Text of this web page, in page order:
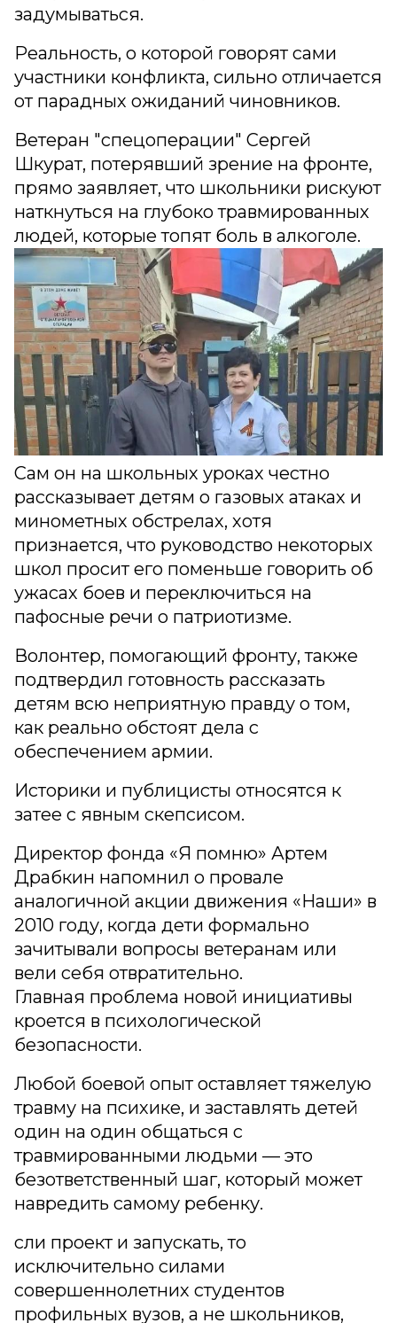
задумываться.
Реальность, о которой говорят сами
участники конфликта, сильно отличается
от парадных ожиданий чиновников.
Ветеран "спецоперации" Сергей
Шкурат, потерявший зрение на фронте,
прямо заявляет, что школьники рискуют
наткнуться на глубоко травмированных
людей, которые топят боль в алкоголе.
Сам он на школьных уроках честно
рассказывает детям о газовых атаках и
минометных обстрелах, хотя
признается, что руководство некоторых
школ просит его поменьше говорить об
ужасах боев и переключиться на
пафосные речи о патриотизме.
Волонтер, помогающий фронту, также
подтвердил готовность рассказать
детям всю неприятную правду о том,
как реально обстоят дела с
обеспечением армии.
Историки и публицисты относятся к
затее с явным скепсисом.
Директор фонда «Я помню» Артем
Драбкин напомнил о провале
аналогичной акции движения «Наши» в
2010 году, когда дети формально
зачитывали вопросы ветеранам или
вели себя отвратительно.
Главная проблема новой инициативы
кроется в психологической
безопасности.
Любой боевой опыт оставляет тяжелую
травму на психике, и заставлять детей
один на один общаться с
травмированными людьми — это
безответственный шаг, который может
навредить самому ребенку.
сли проект и запускать, то
исключительно силами
совершеннолетних студентов
профильных вузов, а не школьников,